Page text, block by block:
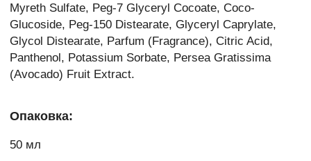
Myreth Sulfate, Peg-7 Glyceryl Cocoate, Coco-
Glucoside, Peg-150 Distearate, Glyceryl Caprylate,
Glycol Distearate, Parfum (Fragrance), Citric Acid,
Panthenol, Potassium Sorbate, Persea Gratissima
(Avocado) Fruit Extract.
Опаковка:
50 мл